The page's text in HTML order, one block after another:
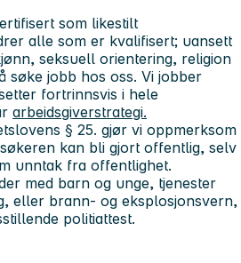
som likestilt
alle som er kvalifisert; uansett
seksuell orientering, religion
søke jobb hos oss. Vi jobber
fortrinnsvis i hele
arbeidsgiverstrategi.
§ 25. gjør vi oppmerksom
kan bli gjort offentlig, selv
unntak fra offentlighet.
med barn og unge, tjenester
eller brann- og eksplosjonsvern,
politiattest.